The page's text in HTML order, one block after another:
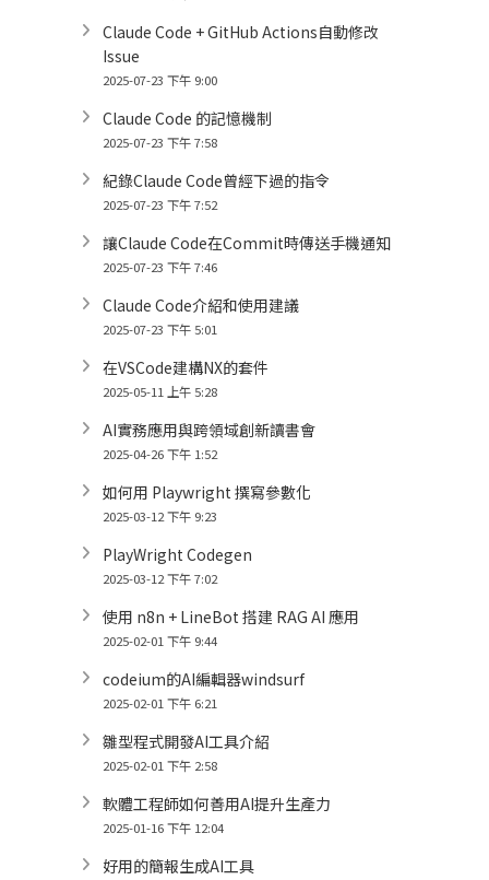
Claude Code + GitHub Actions自動修改
Issue
2025-07-23 下午 9:00
Claude Code 的記憶機制
2025-07-23 下午 7:58
紀錄Claude Code曾經下過的指令
2025-07-23 下午 7:52
讓Claude Code在Commit時傳送手機通知
2025-07-23 下午 7:46
Claude Code介紹和使用建議
2025-07-23 下午 5:01
在VSCode建構NX的套件
2025-05-11 上午 5:28
AI實務應用與跨領域創新讀書會
2025-04-26 下午 1:52
如何用 Playwright 撰寫參數化
2025-03-12 下午 9:23
PlayWright Codegen
2025-03-12 下午 7:02
使用 n8n + LineBot 搭建 RAG AI 應用
2025-02-01 下午 9:44
codeium的AI編輯器windsurf
2025-02-01 下午 6:21
雛型程式開發AI工具介紹
2025-02-01 下午 2:58
軟體工程師如何善用AI提升生產力
2025-01-16 下午 12:04
好用的簡報生成AI工具